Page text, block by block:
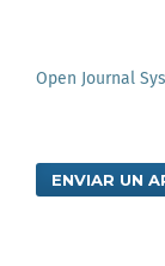
Open Journal
ENVIAR UN